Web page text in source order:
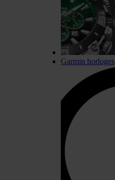
Garmin horloges